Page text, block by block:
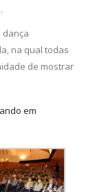
dança
na qual todas
de mostrar
em